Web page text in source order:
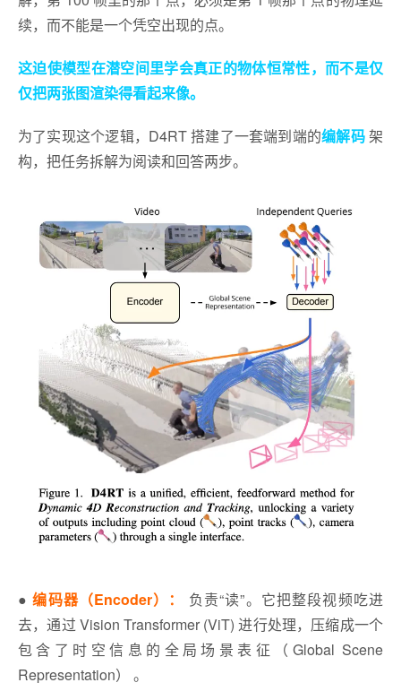
续，而不能是一个凭空出现的点。
这迫使模型在潜空间里学会真正的物体恒常性，而不是仅
仅把两张图渲染得看起来像。
为了实现这个逻辑，D4RT 搭建了一套端到端的编解码架
构，把任务拆解为阅读和回答两步。
●编码器（Encoder）：
负责“读”。它把整段视频吃进
去，通过 Vision Transformer (ViT) 进行处理，压缩成一个
包含了时空信息的全局场景表征（Global Scene
Representation） 。